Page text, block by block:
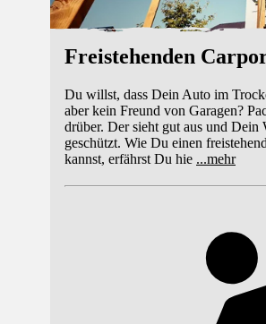
Freistehenden
Du willst, dass Dein Auto im
aber kein Freund von Garagen?
drüber. Der sieht gut aus und Dein
geschützt. Wie Du einen
kannst, erfährst Du hie ...mehr